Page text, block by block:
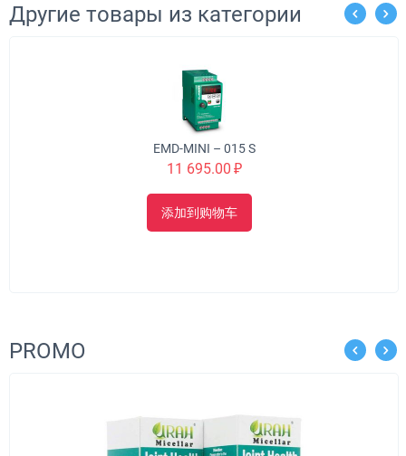
Другие товары из категории
EMD-MINI – 015 S
11 695.00 ₽
添加到购物车
PROMO